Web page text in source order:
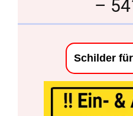
–
Schilder